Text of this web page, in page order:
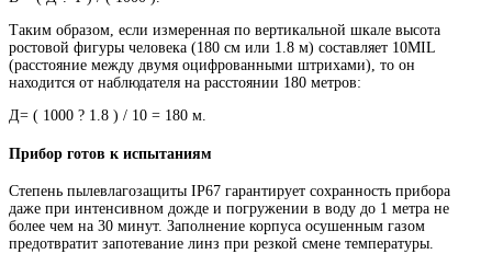
Таким образом, если измеренная по вертикальной шкале высота
ростовой фигуры человека (180 см или 1.8 м) составляет 10MIL
(расстояние между двумя оцифрованными штрихами), то он
находится от наблюдателя на расстоянии 180 метров:
Д= ( 1000 ? 1.8 ) / 10 = 180 м.
Прибор готов к испытаниям
Степень пылевлагозащиты IP67 гарантирует сохранность прибора
даже при интенсивном дожде и погружении в воду до 1 метра не
более чем на 30 минут. Заполнение корпуса осушенным газом
предотвратит запотевание линз при резкой смене температуры.